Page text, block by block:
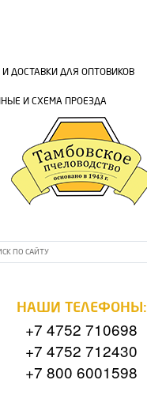
ДОСТАВКИ ДЛЯ ОПТОВИКОВ
И СХЕМА ПРОЕЗДА
НАШИ ТЕЛЕФОНЫ:
+7 4752 710698
+7 4752 712430
+7 800 6001598